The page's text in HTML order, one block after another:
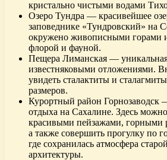
кристально чистыми водами
Озеро Тундра — красивейшее
заповеднике «Тундровский» на
окружено живописными горами и
флорой и фауной.
Пещера Лиманская —
известняковыми отложениями.
увидеть сталактиты и
размеров.
Курортный район Горнозаводск
отдыха на Сахалине. Здесь
красивыми пейзажами, горными
а также совершить прогулку по
где сохранилась атмосфера
архитектуры.